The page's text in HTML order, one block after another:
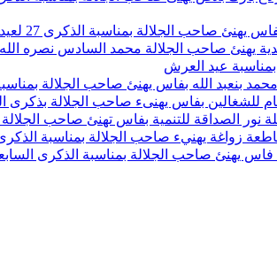
الجلالة بمناسبة الذكرى 27 لعيد العرش المجيد
الجلالة محمد السادس نصره الله بذكرى 27 عيد
عيد العرش
بنعبد الله بفاس يهنئ صاحب الجلالة
للشغالين بفاس يهنىء صاحب الجلالة
نور الصداقة للتنمية بفاس تهنئ صاحب
زواغة يهنيء صاحب الجلالة بمناسبة الذكرى
يهنئ صاحب الجلالة بمناسبة الذكرى